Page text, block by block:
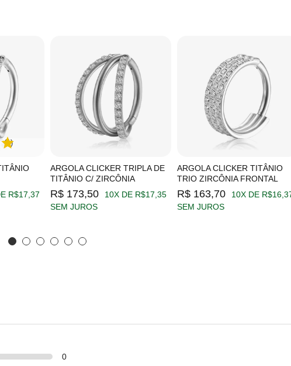
(1)
R$17,37
ARGOLA CLICKER TRIPLA DE
TITÂNIO C/ ZIRCÔNIA
R$ 173,50
10X DE R$17,35
SEM JUROS
ARGOLA CLICKER TITÂNIO
TRIO ZIRCÔNIA FRONTAL
R$ 163,70
10X DE
SEM JUROS
0